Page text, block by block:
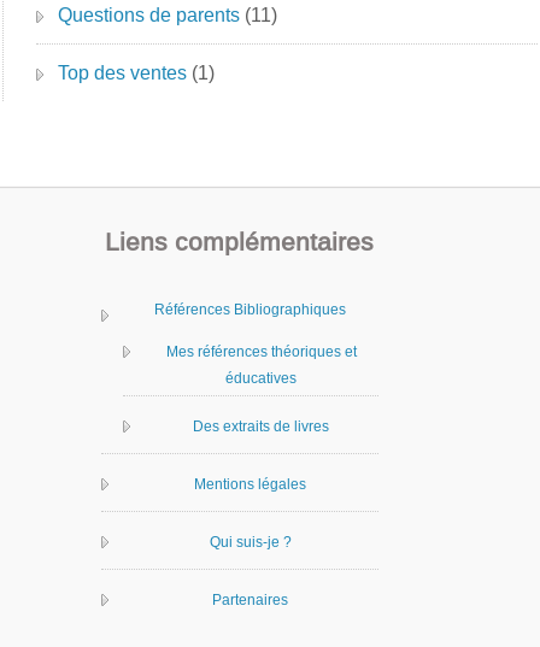
Questions de parents (11)
Top des ventes (1)
Liens complémentaires
Références Bibliographiques
Mes références théoriques et
éducatives
Des extraits de livres
Mentions légales
Qui suis-je ?
Partenaires